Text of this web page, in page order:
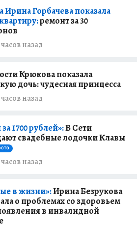
Ирина Горбачева показала
ремонт за 30
часов назад
Крюкова показала
дочь: чудесная принцесса
часов назад
1700 рублей»:В Сети
свадебные лодочки Клавы
часов назад
в жизни»:Ирина Безрукова
о проблемах со здоровьем
в инвалидной